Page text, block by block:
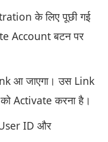
के लिए पूछी गई
Account बटन पर
आ जाएगा। उस Link
Activate करना है।
ID और